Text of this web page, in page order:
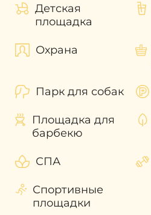
Детская
площадка
Охрана
Парк для собак
Площадка для
барбекю
СПА
Спортивные
площадки